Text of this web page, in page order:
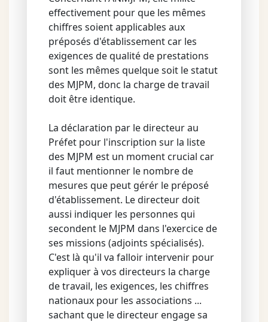
effectivement pour que les mêmes
chiffres soient applicables aux
préposés d'établissement car les
exigences de qualité de prestations
sont les mêmes quelque soit le statut
des MJPM, donc la charge de travail
doit être identique.
La déclaration par le directeur au
Préfet pour l'inscription sur la liste
des MJPM est un moment crucial car
il faut mentionner le nombre de
mesures que peut gérér le préposé
d'établissement. Le directeur doit
aussi indiquer les personnes qui
secondent le MJPM dans l'exercice de
ses missions (adjoints spécialisés).
C'est là qu'il va falloir intervenir pour
expliquer à vos directeurs la charge
de travail, les exigences, les chiffres
nationaux pour les associations ...
sachant que le directeur engage sa